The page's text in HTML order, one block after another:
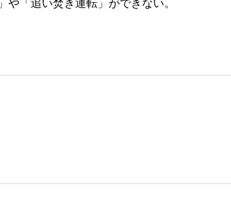
や「追い焚き運転」ができない。